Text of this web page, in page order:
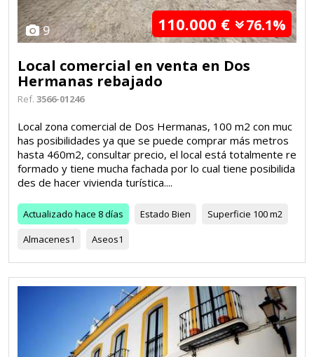
9 110.000 € 76.1%
Local comercial en venta en Dos
Hermanas rebajado
Ref. 3566-01246
Local zona comercial de Dos Hermanas, 100 m2 con muc
has posibilidades ya que se puede comprar más metros
hasta 460m2, consultar precio, el local está totalmente re
formado y tiene mucha fachada por lo cual tiene posibilida
des de hacer vivienda turística....
Actualizado hace 8 días Estado Bien Superficie 100 m2
Almacenes1 Aseos1